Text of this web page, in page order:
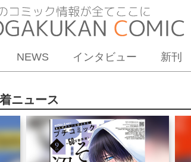
NEWS インタビュー 新刊
ニュース